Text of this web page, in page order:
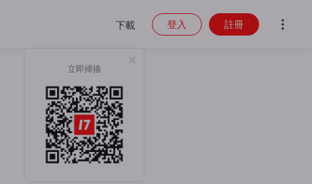
下載
立即掃描
登入 註冊